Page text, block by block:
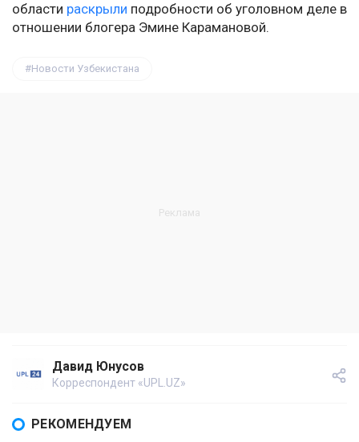
области раскрыли подробности об уголовном деле в
отношении блогера Эмине Карамановой.
Новости Узбекистана
Давид Юнусов
Корреспондент «UPL.UZ»
РЕКОМЕНДУЕМ